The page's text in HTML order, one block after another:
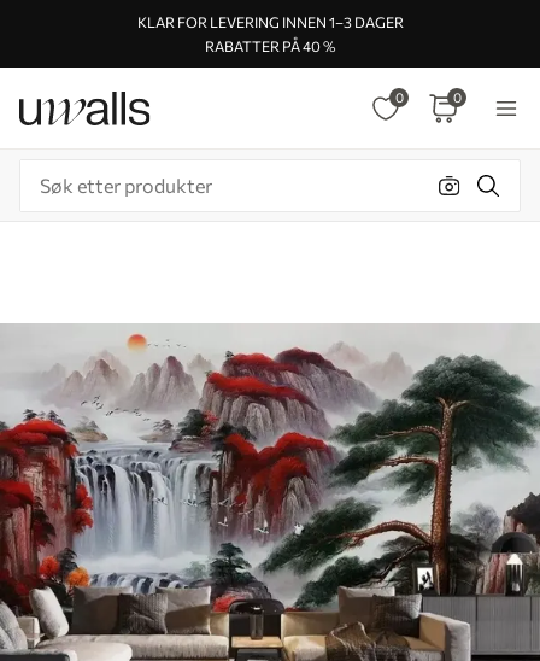
KLAR FOR LEVERING INNEN 1–3 DAGER
RABATTER PÅ 40 %
0 0